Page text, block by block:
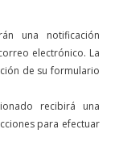
una notificación
electrónico. La
de su formulario
recibirá una
para efectuar